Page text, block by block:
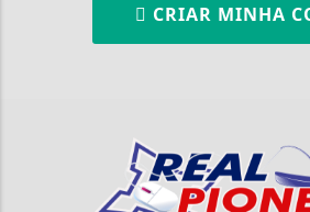
CRIAR MINHA